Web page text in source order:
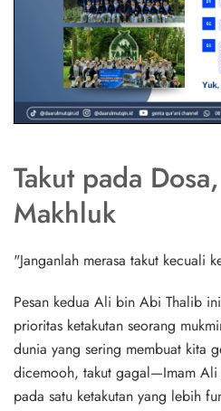
Takut pada
Makhluk
"Janganlah merasa takut kecuali
Pesan kedua Ali bin Abi Thalib
prioritas ketakutan seorang
dunia yang sering membuat kita
dicemooh, takut gagal—Imam Ali
pada satu ketakutan yang lebih